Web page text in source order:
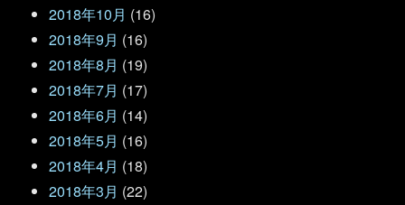
2018年10月 (16)
2018年9月 (16)
2018年8月 (19)
2018年7月 (17)
2018年6月 (14)
2018年5月 (16)
2018年4月 (18)
2018年3月 (22)